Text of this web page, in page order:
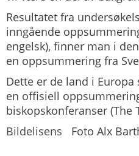
Resultatet fra
inngående
engelsk), finner man i
en oppsummering fra
Dette er de land i
en offisiell
biskopskonferanser (The
Bildelisens Foto Alx